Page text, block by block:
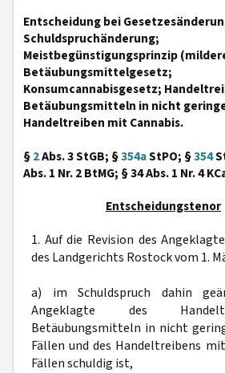
Entscheidung bei
Schuldspruchänderung;
Meistbegünstigungsprinzip
Betäubungsmittelgesetz;
Konsumcannabisgesetz;
Betäubungsmitteln in nicht
Handeltreiben mit Cannabis.
§2Abs. 3 StGB; §354aStPO; §354
Abs. 1 Nr. 2 BtMG; § 34 Abs. 1 Nr. 4
Entscheidungstenor
1. Auf die Revision des
des Landgerichts Rostock vom 1.
a) im Schuldspruch dahin
Angeklagte des
Betäubungsmitteln in nicht
Fällen und des Handeltreibens
Fällen schuldig ist,